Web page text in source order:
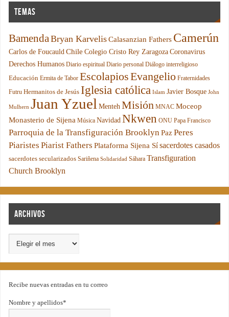
Temas
BamendaBryan KarvelisCalasanzian Fathers Camerún
Carlos de Foucauld Chile Colegio Cristo Rey Zaragoza Coronavirus
Derechos Humanos Diario espiritual Diario personal Diálogo interreligioso
Educación Ermita de Tabor EscolapiosEvangelio Fraternidades
Futru Hermanitos de Jesús Iglesia católica Islam Javier Bosque John
Mulhern Juan Yzuel Menteh Misión MNAC Moceop
Monasterio de Sijena Música Navidad Nkwen ONU Papa Francisco
Parroquia de la Transfiguración Brooklyn Paz Peres
Piaristes Piarist Fathers Plataforma Sijena Sí sacerdotes casados
sacerdotes secularizados Sariñena Solidaridad Sáhara Transfiguration
Church Brooklyn
Archivos
Recibe nuevas entradas en tu correo
Nombre y apellidos*